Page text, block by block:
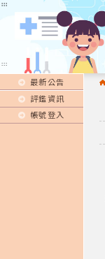
:::
:::
最新公告
評鑑資訊
帳號登入
:::